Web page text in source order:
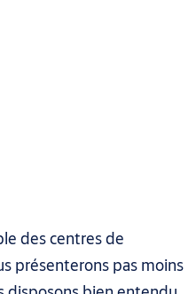
des centres de
présenterons pas moins